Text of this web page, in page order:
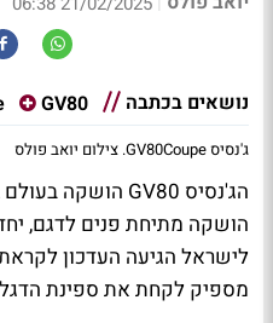
נושאים בכתבה GV80
ג'נסיס GV80Coupe. צילום יואב פולס
הג'נסיס GV80
הושקה מתיחת פנים לדגם,
מספיק לקחת את ספינת